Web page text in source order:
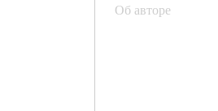
Об авторе